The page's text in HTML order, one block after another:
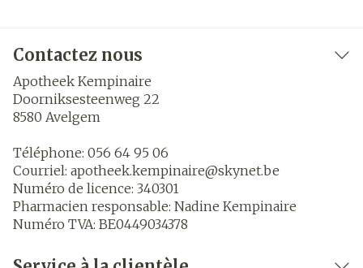
Contactez nous
Apotheek Kempinaire
Doorniksesteenweg 22
8580 Avelgem
Téléphone: 056 64 95 06
Courriel: apotheek.kempinaire@skynet.be
Numéro de licence: 340301
Pharmacien responsable: Nadine Kempinaire
Numéro TVA: BE0449034378